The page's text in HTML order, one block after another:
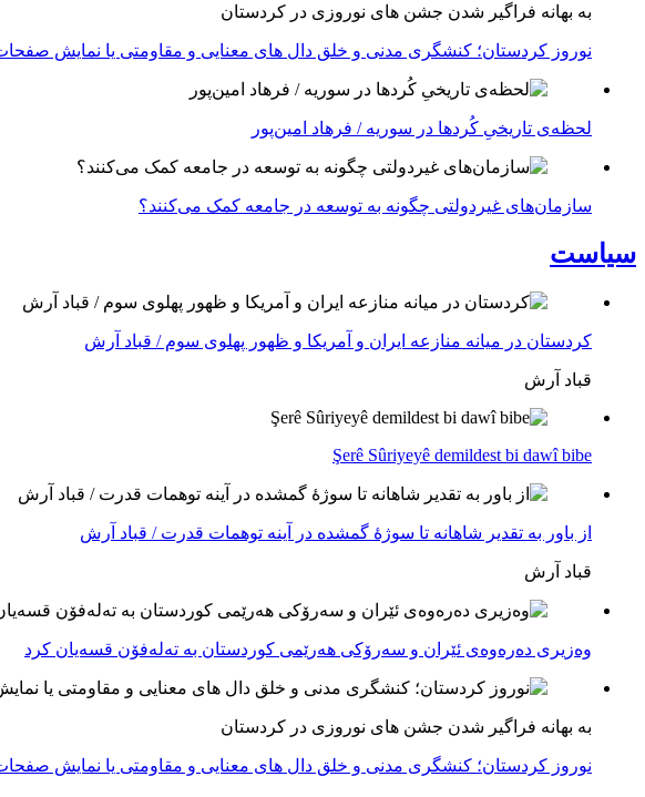
به بهانه فراگیر شدن جشن های نوروزی در کردستان
نوروز کردستان؛ کنشگری مدنی و خلق دال های معنایی و مقاومتی یا نمایش
لحظه‌ی تاریخیِ کُردها در سوریه / فرهاد امین‌پور
سازمان‌های غیردولتی چگونه به توسعه در جامعه کمک می‌کنند؟
سیاست
کردستان در میانه منازعە ایران و آمریکا و ظهور پهلوی سوم / قباد آرش
قباد آرش
Şerê Sûriyeyê demildest bi dawî bibe
از باور بە تقدیر شاهانه تا سوژهٔ گمشده در آینه توهمات قدرت / قباد آرش
قباد آرش
وەزیری دەرەوەی ئێران و سەرۆکی هەرێمی کوردستان بە تەلەفۆن قسەیان کرد
به بهانه فراگیر شدن جشن های نوروزی در کردستان
نوروز کردستان؛ کنشگری مدنی و خلق دال های معنایی و مقاومتی یا نمایش